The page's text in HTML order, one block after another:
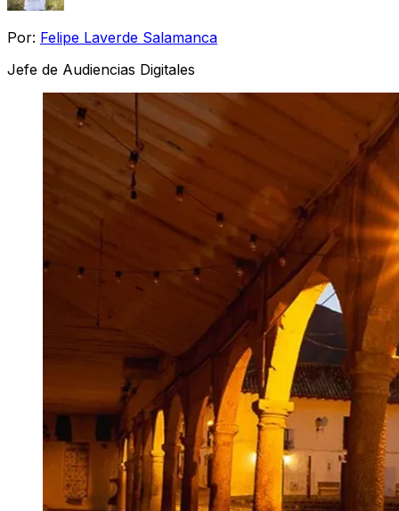
Por: Felipe Laverde Salamanca
Jefe de Audiencias Digitales